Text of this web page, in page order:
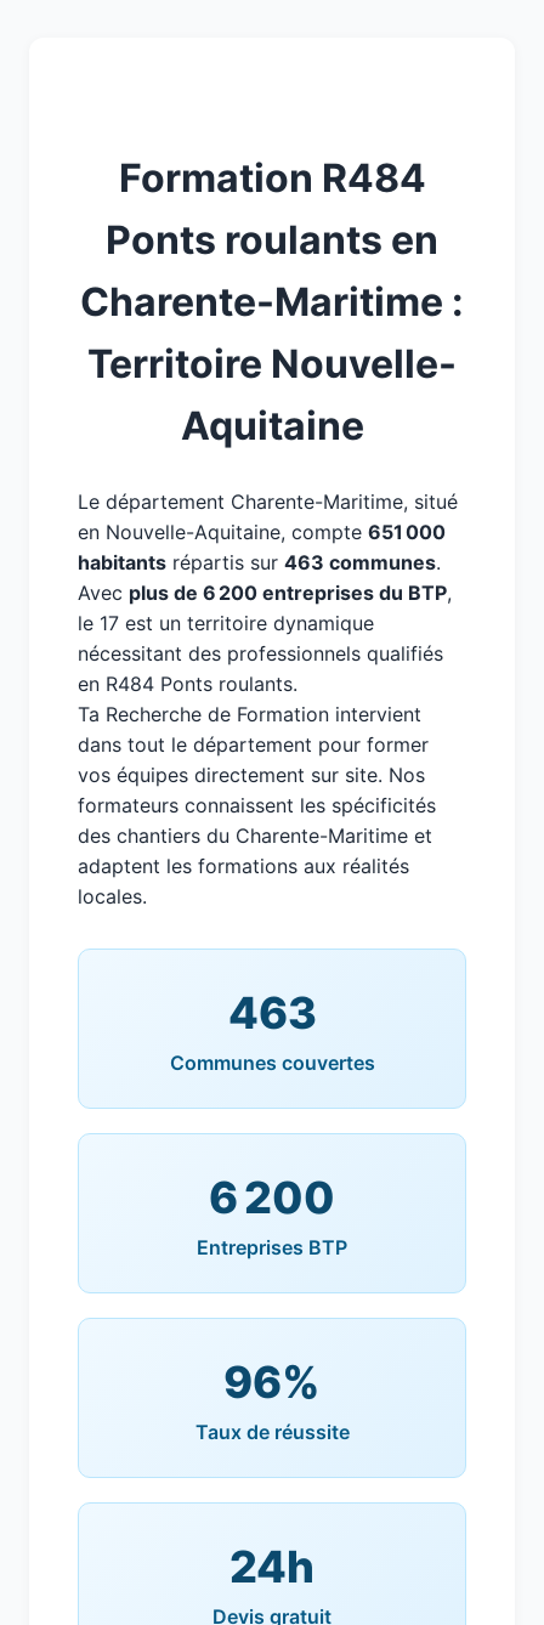
Formation R484
Ponts roulants en
Charente-Maritime :
Territoire Nouvelle-
Aquitaine
Le département Charente-Maritime, situé
en Nouvelle-Aquitaine, compte 651 000
habitants répartis sur 463 communes.
Avec plus de 6 200 entreprises du BTP,
le 17 est un territoire dynamique
nécessitant des professionnels qualifiés
en R484 Ponts roulants.
Ta Recherche de Formation intervient
dans tout le département pour former
vos équipes directement sur site. Nos
formateurs connaissent les spécificités
des chantiers du Charente-Maritime et
adaptent les formations aux réalités
locales.
463
Communes couvertes
6 200
Entreprises BTP
96%
Taux de réussite
24h
Devis gratuit